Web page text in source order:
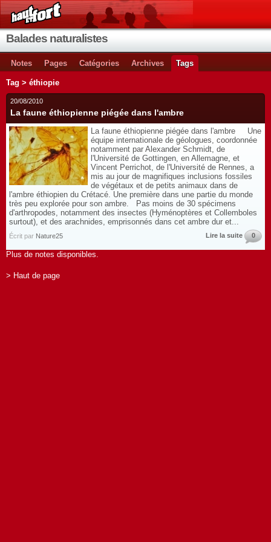
Balades naturalistes
Notes Pages Catégories Archives Tags
Tag > éthiopie
20/08/2010
La faune éthiopienne piégée dans l'ambre
La faune éthiopienne piégée dans l'ambre Une
équipe internationale de géologues, coordonnée
notamment par Alexander Schmidt, de
l'Université de Gottingen, en Allemagne, et
Vincent Perrichot, de l'Université de Rennes, a
mis au jour de magnifiques inclusions fossiles
de végétaux et de petits animaux dans de
l'ambre éthiopien du Crétacé. Une première dans une partie du monde
très peu explorée pour son ambre. Pas moins de 30 spécimens
d'arthropodes, notamment des insectes (Hyménoptères et Collemboles
surtout), et des arachnides, emprisonnés dans cet ambre dur et...
Écrit par Nature25 Lire la suite 0
Plus de notes disponibles.
> Haut de page